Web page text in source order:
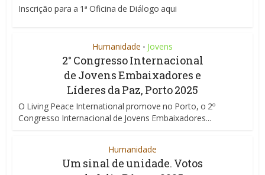
Inscrição para a 1ª Oficina de Diálogo aqui
Humanidade • Jovens
2° Congresso Internacional
de Jovens Embaixadores e
Líderes da Paz, Porto 2025
O Living Peace International promove no Porto, o 2º
Congresso Internacional de Jovens Embaixadores...
Humanidade
Um sinal de unidade. Votos